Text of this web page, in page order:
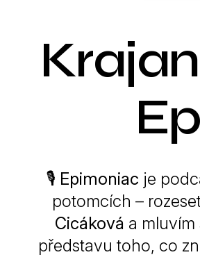
🎙️ Epimoniac je
potomcích –
Cicáková a
představu toho, co